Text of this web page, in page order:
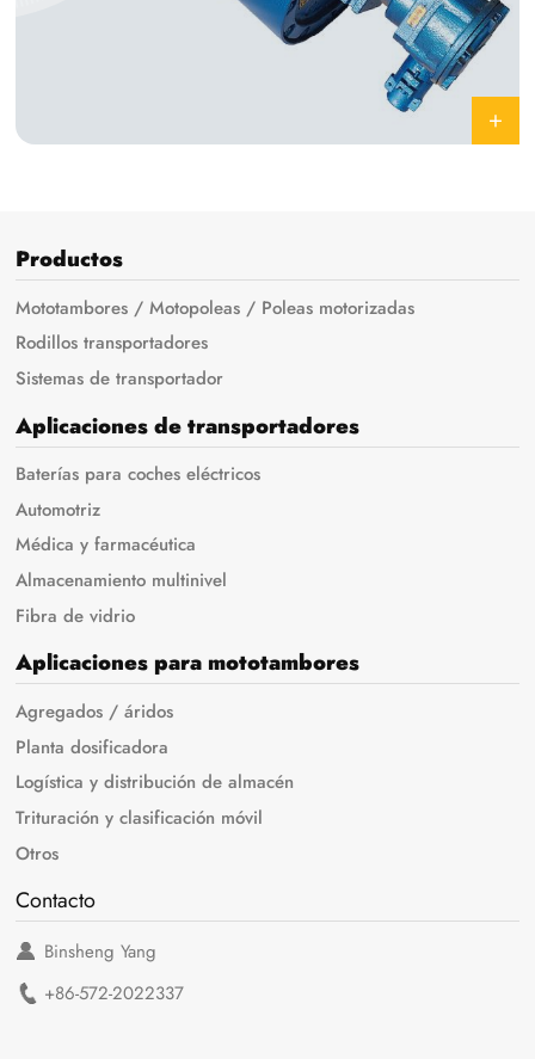
Productos
Mototambores / Motopoleas / Poleas motorizadas
Rodillos transportadores
Sistemas de transportador
Aplicaciones de transportadores
Baterías para coches eléctricos
Automotriz
Médica y farmacéutica
Almacenamiento multinivel
Fibra de vidrio
Aplicaciones para mototambores
Agregados / áridos
Planta dosificadora
Logística y distribución de almacén
Trituración y clasificación móvil
Otros
Contacto
Binsheng Yang
+86-572-2022337